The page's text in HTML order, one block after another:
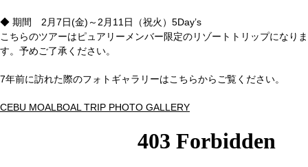
◆ 期間 2月7日(金)～2月11日（祝火）5Day’s
こちらのツアーはピュアリーメンバー限定のリゾートトリップになりま
す。予めご了承ください。
7年前に訪れた際のフォトギャラリーはこちらからご覧ください。
CEBU MOALBOAL TRIP PHOTO GALLERY